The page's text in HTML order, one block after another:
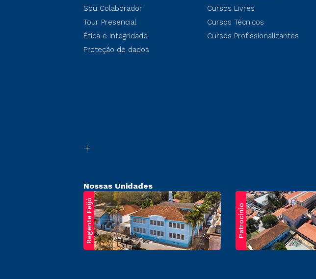
Sou Colaborador
Tour Presencial
Ética e Integridade
Proteção de dados
Cursos Livres
Cursos Técnicos
Cursos Profissionalizantes
Nossas Unidades
Regente Feijó Patrocínio